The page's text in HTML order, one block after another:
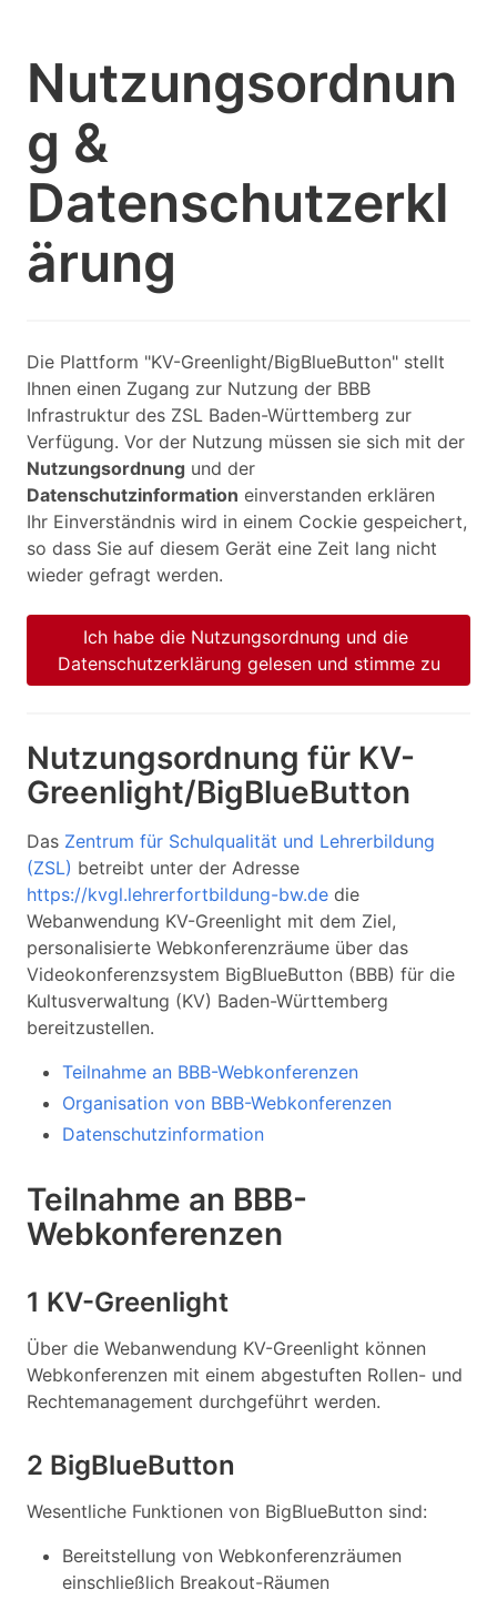
Nutzungsordnun
g &
Datenschutzerkl
ärung
Die Plattform "KV-Greenlight/BigBlueButton" stellt
Ihnen einen Zugang zur Nutzung der BBB
Infrastruktur des ZSL Baden-Württemberg zur
Verfügung. Vor der Nutzung müssen sie sich mit der
Nutzungsordnung und der
Datenschutzinformation einverstanden erklären
Ihr Einverständnis wird in einem Cockie gespeichert,
so dass Sie auf diesem Gerät eine Zeit lang nicht
wieder gefragt werden.
Ich habe die Nutzungsordnung und die
Datenschutzerklärung gelesen und stimme zu
Nutzungsordnung für KV-
Greenlight/BigBlueButton
Das Zentrum für Schulqualität und Lehrerbildung
(ZSL) betreibt unter der Adresse
https://kvgl.lehrerfortbildung-bw.de die
Webanwendung KV-Greenlight mit dem Ziel,
personalisierte Webkonferenzräume über das
Videokonferenzsystem BigBlueButton (BBB) für die
Kultusverwaltung (KV) Baden-Württemberg
bereitzustellen.
Teilnahme an BBB-Webkonferenzen
Organisation von BBB-Webkonferenzen
Datenschutzinformation
Teilnahme an BBB-
Webkonferenzen
1 KV-Greenlight
Über die Webanwendung KV-Greenlight können
Webkonferenzen mit einem abgestuften Rollen- und
Rechtemanagement durchgeführt werden.
2 BigBlueButton
Wesentliche Funktionen von BigBlueButton sind:
Bereitstellung von Webkonferenzräumen
einschließlich Breakout-Räumen